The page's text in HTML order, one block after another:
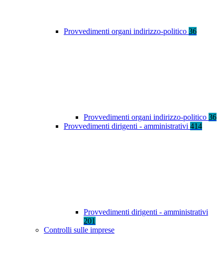
Provvedimenti organi indirizzo-politico 36
Provvedimenti organi indirizzo-politico 36
Provvedimenti dirigenti - amministrativi 414
Provvedimenti dirigenti - amministrativi
201
Controlli sulle imprese